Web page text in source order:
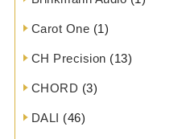
Carot One (1)
CH Precision (13)
CHORD (3)
DALI (46)